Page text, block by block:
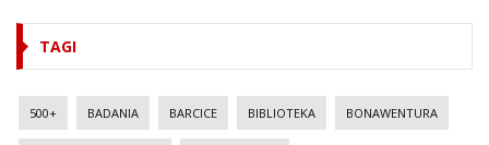
TAGI
500+ BADANIA BARCICE BIBLIOTEKA BONAWENTURA